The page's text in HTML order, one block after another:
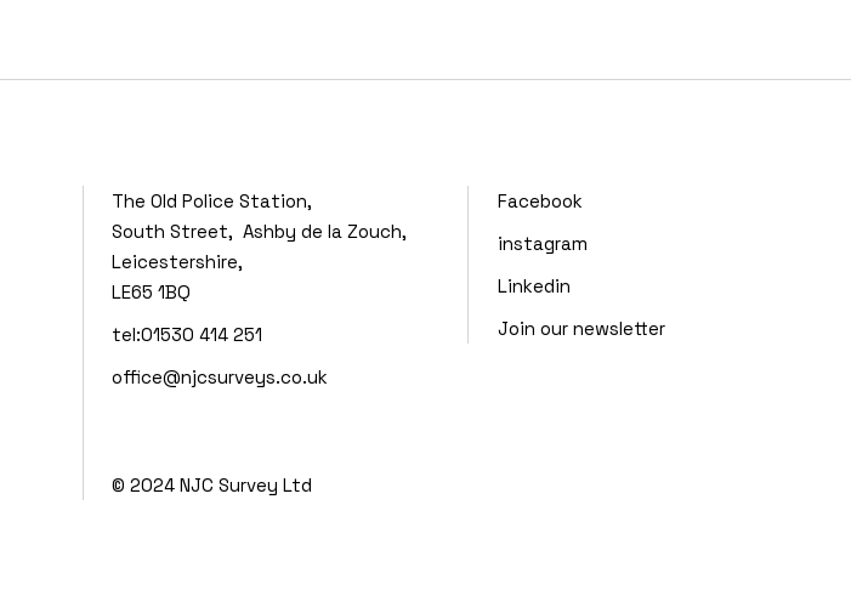
The Old Police Station,
South Street, Ashby de la Zouch,
Leicestershire,
LE65 1BQ
tel:01530 414 251
office@njcsurveys.co.uk
© 2024 NJC Survey Ltd
Facebook
instagram
Linkedin
Join our newsletter